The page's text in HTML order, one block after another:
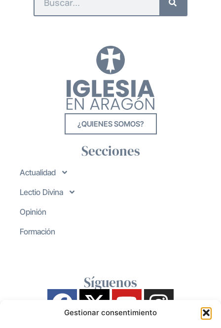
Gestionar consentimiento
¿QUIENES SOMOS?
Secciones
Actualidad
Lectio Divina
Opinión
Formación
Síguenos